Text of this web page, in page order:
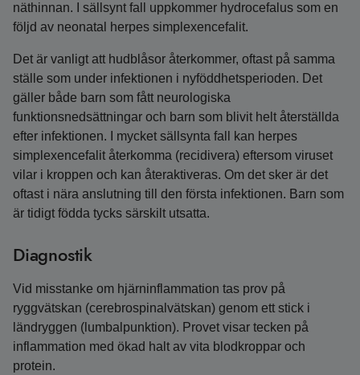
näthinnan. I sällsynt fall uppkommer hydrocefalus som en
följd av neonatal herpes simplexencefalit.
Det är vanligt att hudblåsor återkommer, oftast på samma
ställe som under infektionen i nyföddhetsperioden. Det
gäller både barn som fått neurologiska
funktionsnedsättningar och barn som blivit helt återställda
efter infektionen. I mycket sällsynta fall kan herpes
simplexencefalit återkomma (recidivera) eftersom viruset
vilar i kroppen och kan återaktiveras. Om det sker är det
oftast i nära anslutning till den första infektionen. Barn som
är tidigt födda tycks särskilt utsatta.
Diagnostik
Vid misstanke om hjärninflammation tas prov på
ryggvätskan (cerebrospinalvätskan) genom ett stick i
ländryggen (lumbalpunktion). Provet visar tecken på
inflammation med ökad halt av vita blodkroppar och
protein.